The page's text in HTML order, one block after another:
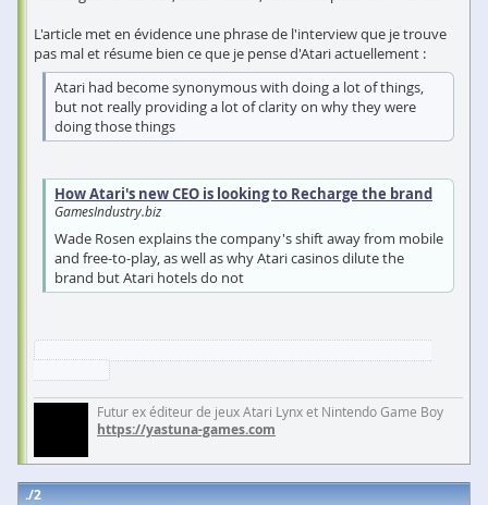
L'article met en évidence une phrase de l'interview que je trouve
pas mal et résume bien ce que je pense d'Atari actuellement :
Atari had become synonymous with doing a lot of things,
but not really providing a lot of clarity on why they were
doing those things
How Atari's new CEO is looking to Recharge the brand
GamesIndustry.biz
Wade Rosen explains the company's shift away from mobile
and free-to-play, as well as why Atari casinos dilute the
brand but Atari hotels do not
Futur ex éditeur de jeux Atari Lynx et Nintendo Game Boy
https://yastuna-games.com
2